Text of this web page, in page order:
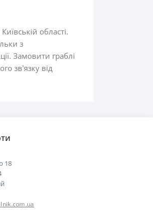
області.
з
Замовити граблі
зв'язку від
18